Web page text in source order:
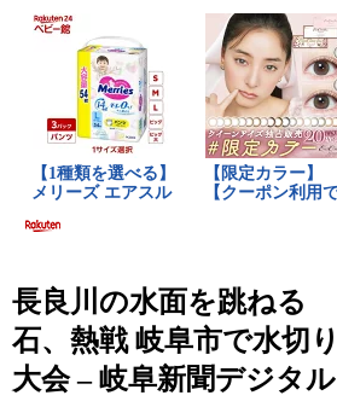
長良川の水面を跳ねる
石、熱戦 岐阜市で水切り
大会 – 岐阜新聞デジタル